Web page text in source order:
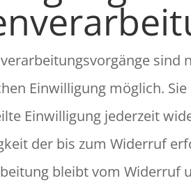
sind
Einwilligung möglich.
Einwilligung jederzeit
der bis zum Widerruf
bleibt vom Widerruf